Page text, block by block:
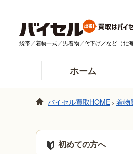
袋帯／着物一式／男着物／付下げ／など（北
ホーム
バイセル買取HOME > 着物
初めての方へ